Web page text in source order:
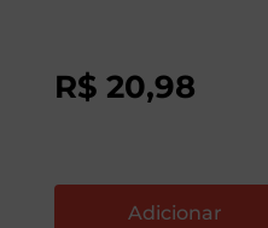
R$ 20,98